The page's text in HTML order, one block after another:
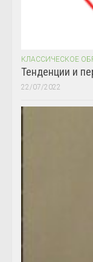
КЛАССИЧЕСКОЕ
Тенденции и
22/07/2022